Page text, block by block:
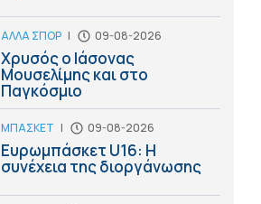
ΑΛΛΑ ΣΠΟΡ | 09-08-2026
Χρυσός ο Ιάσονας
Μουσελίμης και στο
Παγκόσμιο
ΜΠΑΣΚΕΤ | 09-08-2026
Ευρωμπάσκετ U16: Η
συνέχεια της διοργάνωσης